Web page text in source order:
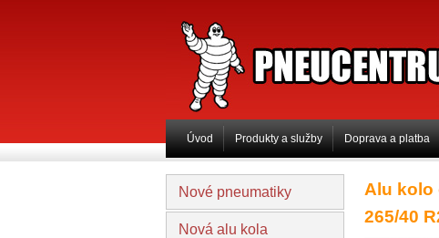
Úvod Produkty a služby Doprava a platba
Nové pneumatiky
Nová alu kola
Alu kolo
265/40